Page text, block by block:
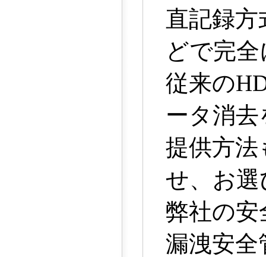
直記録
どで完
従来の
ータ消
提供方
せ、お
弊社の
漏洩安全